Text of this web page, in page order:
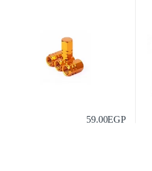
59.00EGP